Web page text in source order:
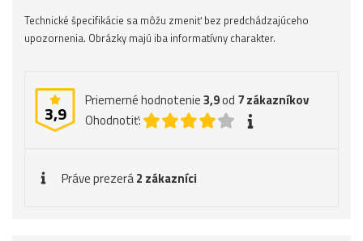
Technické špecifikácie sa môžu zmeniť bez predchádzajúceho
upozornenia. Obrázky majú iba informatívny charakter.
3,9
Priemerné hodnotenie3,9od 7zákazníkov
Ohodnotiť:
Práve prezerá2 zákazníci